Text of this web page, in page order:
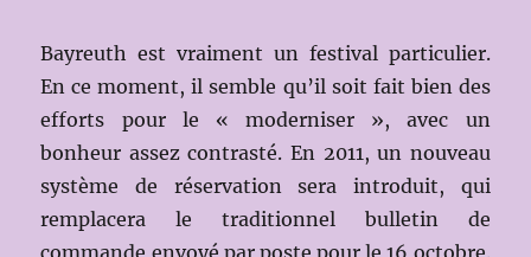
Bayreuth est vraiment un festival particulier.
En ce moment, il semble qu’il soit fait bien des
efforts pour le « moderniser », avec un
bonheur assez contrasté. En 2011, un nouveau
système de réservation sera introduit, qui
remplacera le traditionnel bulletin de
commande envoyé par poste pour le 16 octobre.